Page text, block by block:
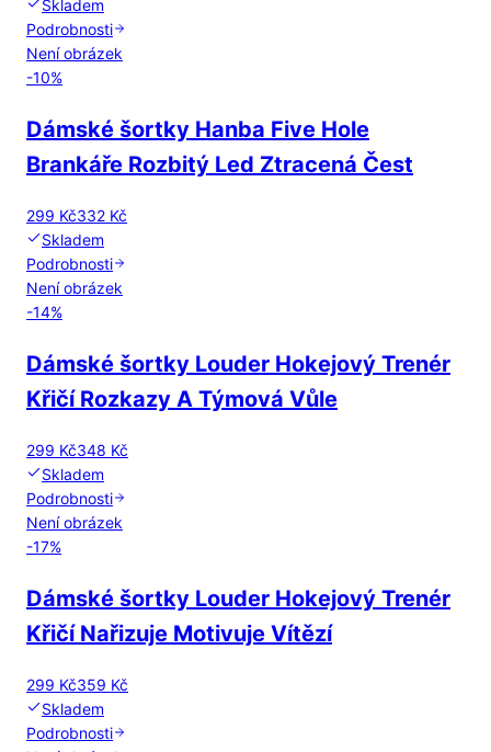
Skladem
Podrobnosti
Není obrázek
-10%
Dámské šortky Hanba Five Hole
Brankáře Rozbitý Led Ztracená Čest
299 Kč332 Kč
Skladem
Podrobnosti
Není obrázek
-14%
Dámské šortky Louder Hokejový Trenér
Křičí Rozkazy A Týmová Vůle
299 Kč348 Kč
Skladem
Podrobnosti
Není obrázek
-17%
Dámské šortky Louder Hokejový Trenér
Křičí Nařizuje Motivuje Vítězí
299 Kč359 Kč
Skladem
Podrobnosti